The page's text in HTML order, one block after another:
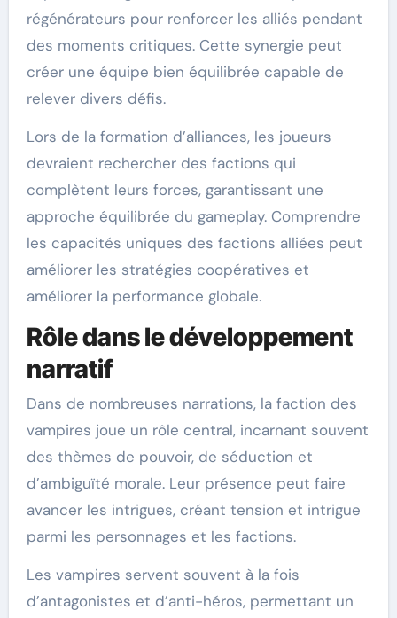
régénérateurs pour renforcer les alliés pendant
des moments critiques. Cette synergie peut
créer une équipe bien équilibrée capable de
relever divers défis.
Lors de la formation d’alliances, les joueurs
devraient rechercher des factions qui
complètent leurs forces, garantissant une
approche équilibrée du gameplay. Comprendre
les capacités uniques des factions alliées peut
améliorer les stratégies coopératives et
améliorer la performance globale.
Rôle dans le développement
narratif
Dans de nombreuses narrations, la faction des
vampires joue un rôle central, incarnant souvent
des thèmes de pouvoir, de séduction et
d’ambiguïté morale. Leur présence peut faire
avancer les intrigues, créant tension et intrigue
parmi les personnages et les factions.
Les vampires servent souvent à la fois
d’antagonistes et d’anti-héros, permettant un